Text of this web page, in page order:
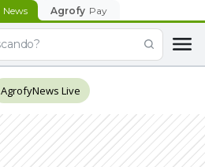
News Agrofy Pay
AgrofyNews Live